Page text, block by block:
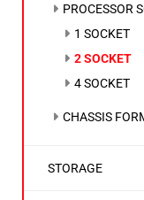
PROCESSOR
1 SOCKET
2 SOCKET
4 SOCKET
CHASSIS
STORAGE